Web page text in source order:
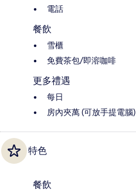
電話
餐飲
雪櫃
免費茶包/即溶咖啡
更多禮遇
每日
房內夾萬 (可放手提電腦)
特色
餐飲